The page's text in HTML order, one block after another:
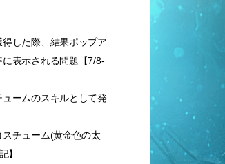
した際、結果ポップア
表示される問題【7/8-
ームのスキルとして発
チューム(黄金色の太
】